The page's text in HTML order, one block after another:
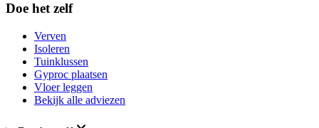
Doe het zelf
Verven
Isoleren
Tuinklussen
Gyproc plaatsen
Vloer leggen
Bekijk alle adviezen